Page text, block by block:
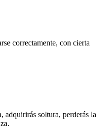
correctamente, con cierta
adquirirás soltura, perderás la